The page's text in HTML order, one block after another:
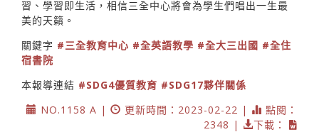
習、學習即生活，相信三全中心將會為學生們唱出一生最
美的天籟。
關鍵字 #三全教育中心 #全英語教學 #全大三出國 #全住
宿書院
本報導連結 #SDG4優質教育 #SDG17夥伴關係
NO.1158 A |
更新時間：2023-02-22 |
點閱：
2348 |
下載：